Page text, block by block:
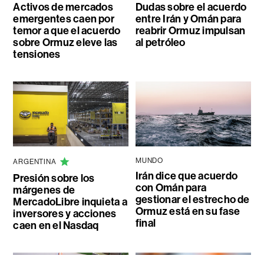
Activos de mercados
emergentes caen por
temor a que el acuerdo
sobre Ormuz eleve las
tensiones
Dudas sobre el acuerdo
entre Irán y Omán para
reabrir Ormuz impulsan
al petróleo
ARGENTINA
Presión sobre los
márgenes de
MercadoLibre inquieta a
inversores y acciones
caen en el Nasdaq
MUNDO
Irán dice que acuerdo
con Omán para
gestionar el estrecho de
Ormuz está en su fase
final